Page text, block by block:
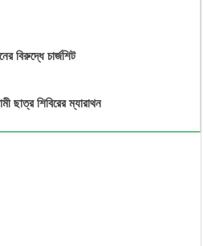
বিরুদ্ধে চার্জশিট
ছাত্র শিবিরের ম্যারাথন